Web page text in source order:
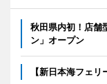
秋田県内初！店舗
ン」オープン
【新日本海フェ